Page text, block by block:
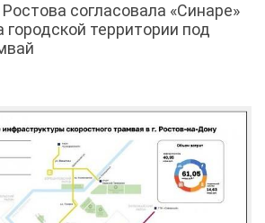
задержан подозреваемый в ночном
детей, ставших жертвами вражеской атаки в
согласовала «Синаре»
городской территории под